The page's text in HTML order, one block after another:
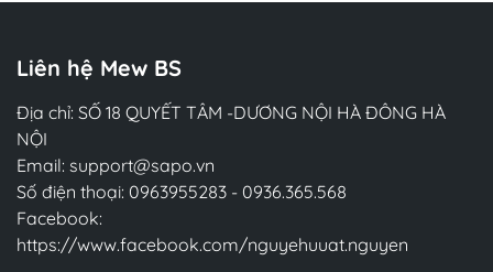
Liên hệ Mew BS
Địa chỉ: SỐ 18 QUYẾT TÂM -DƯƠNG NỘI HÀ ĐÔNG HÀ
NỘI
Email: support@sapo.vn
Số điện thoại: 0963955283 - 0936.365.568
Facebook:
https://www.facebook.com/nguyehuuat.nguyen